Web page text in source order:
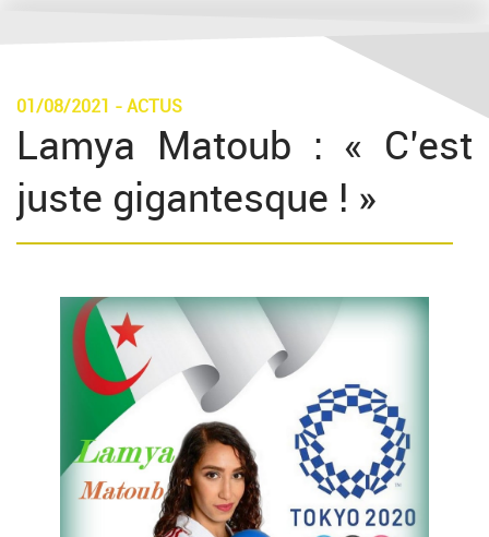
01/08/2021 -ACTUS
Lamya Matoub : « C’est
juste gigantesque ! »